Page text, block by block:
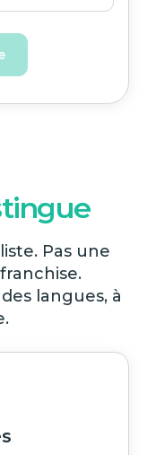
Pas une
langues, à